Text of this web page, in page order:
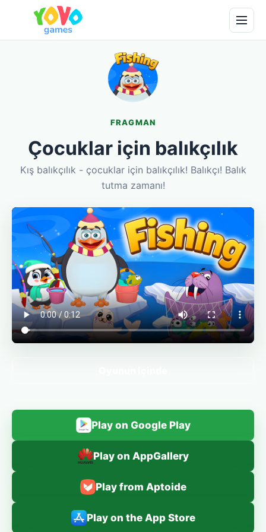
FRAGMAN
Çocuklar için balıkçılık
Kış balıkçılık - çocuklar için balıkçılık! Balıkçı! Balık
tutma zamanı!
Play on Google Play
Play on AppGallery
Play from Aptoide
Play on the App Store